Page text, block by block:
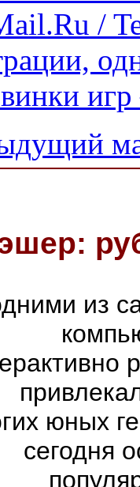
/
из
юных
сегодня